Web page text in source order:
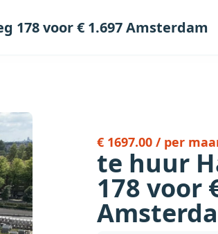
178 voor € 1.697 Amsterdam
€ 1697.00 / per
te huur
178 voor